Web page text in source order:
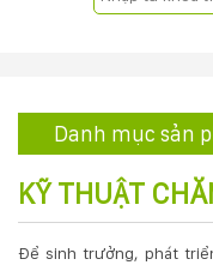
Danh mục sản
KỸ THUẬT
Để sinh trưởng, phát